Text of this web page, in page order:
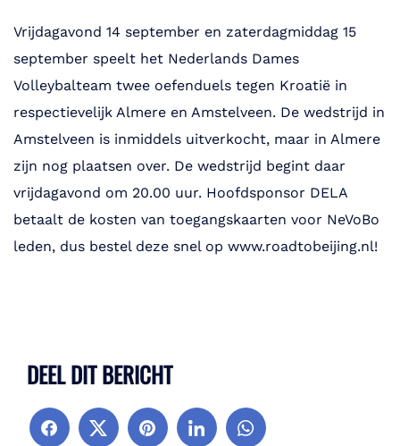
Vrijdagavond 14 september en zaterdagmiddag 15
september speelt het Nederlands Dames
Volleybalteam twee oefenduels tegen Kroatië in
respectievelijk Almere en Amstelveen. De wedstrijd in
Amstelveen is inmiddels uitverkocht, maar in Almere
zijn nog plaatsen over. De wedstrijd begint daar
vrijdagavond om 20.00 uur. Hoofdsponsor DELA
betaalt de kosten van toegangskaarten voor NeVoBo
leden, dus bestel deze snel op www.roadtobeijing.nl!
DEEL DIT BERICHT